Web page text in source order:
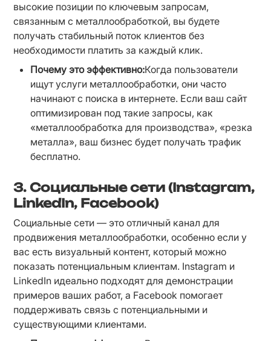
высокие позиции по ключевым запросам,
связанным с металлообработкой, вы будете
получать стабильный поток клиентов без
необходимости платить за каждый клик.
Почему это эффективно:Когда пользователи
ищут услуги металлообработки, они часто
начинают с поиска в интернете. Если ваш сайт
оптимизирован под такие запросы, как
«металлообработка для производства», «резка
металла», ваш бизнес будет получать трафик
бесплатно.
3. Социальные сети (Instagram,
LinkedIn, Facebook)
Социальные сети — это отличный канал для
продвижения металлообработки, особенно если у
вас есть визуальный контент, который можно
показать потенциальным клиентам. Instagram и
LinkedIn идеально подходят для демонстрации
примеров ваших работ, а Facebook помогает
поддерживать связь с потенциальными и
существующими клиентами.